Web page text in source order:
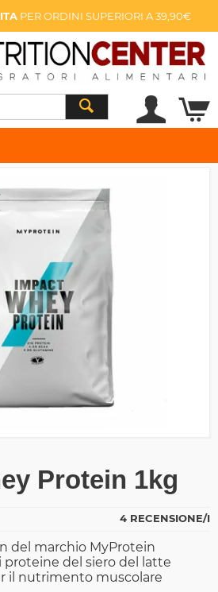
PER ORDINI SUPERIORI A 39,90€
Protein 1kg
4 RECENSIONE/I
del marchio MyProtein
proteine del siero del latte
il nutrimento muscolare